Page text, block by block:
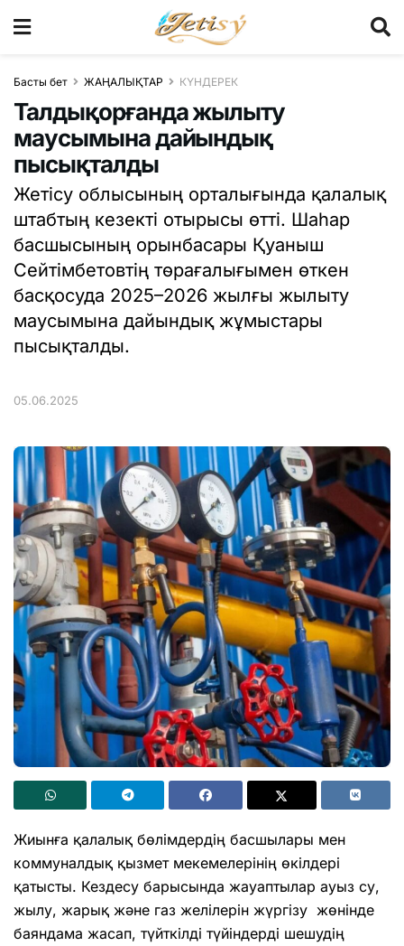
Басты бет ЖАҢАЛЫҚТАР КҮНДЕРЕК
Талдықорғанда жылыту
маусымына дайындық
пысықталды
Жетісу облысының орталығында қалалық
штабтың кезекті отырысы өтті. Шаһар
басшысының орынбасары Қуаныш
Сейтімбетовтің төрағалығымен өткен
басқосуда 2025–2026 жылғы жылыту
маусымына дайындық жұмыстары
пысықталды.
05.06.2025
Жиынға қалалық бөлімдердің басшылары мен
коммуналдық қызмет мекемелерінің өкілдері
қатысты. Кездесу барысында жауаптылар ауыз су,
жылу, жарық және газ желілерін жүргізу жөнінде
баяндама жасап, түйткілді түйіндерді шешудің